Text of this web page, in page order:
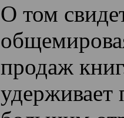
О том
продаж
удерживает